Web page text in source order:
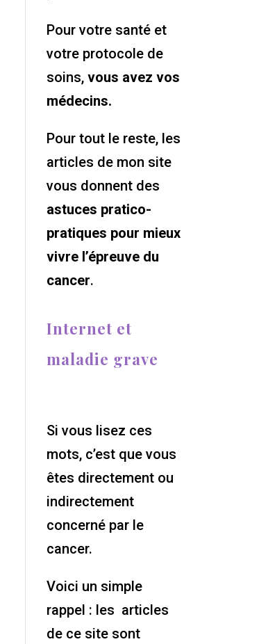
Pour votre santé et
votre protocole de
soins,vous avez vos
médecins.
Pour tout le reste, les
articles de mon site
vous donnent des
astuces pratico-
pratiques pour mieux
vivre l’épreuve du
cancer.
Internet et
maladie grave
Si vous lisez ces
mots, c’est que vous
êtes directement ou
indirectement
concerné par le
cancer.
Voici un simple
rappel : les articles
de ce site sont